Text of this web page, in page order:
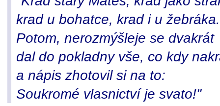
krad u bohatce, krad i u žebráka.
Potom, nerozmýšleje se dvakrát
dal do pokladny vše, co kdy
a nápis zhotovil si na to:
Soukromé vlasnictví je svato!"